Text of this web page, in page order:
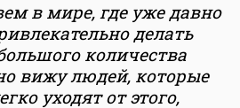
в мире, где уже давно
делать
количества
вижу людей, которые
уходят от этого,